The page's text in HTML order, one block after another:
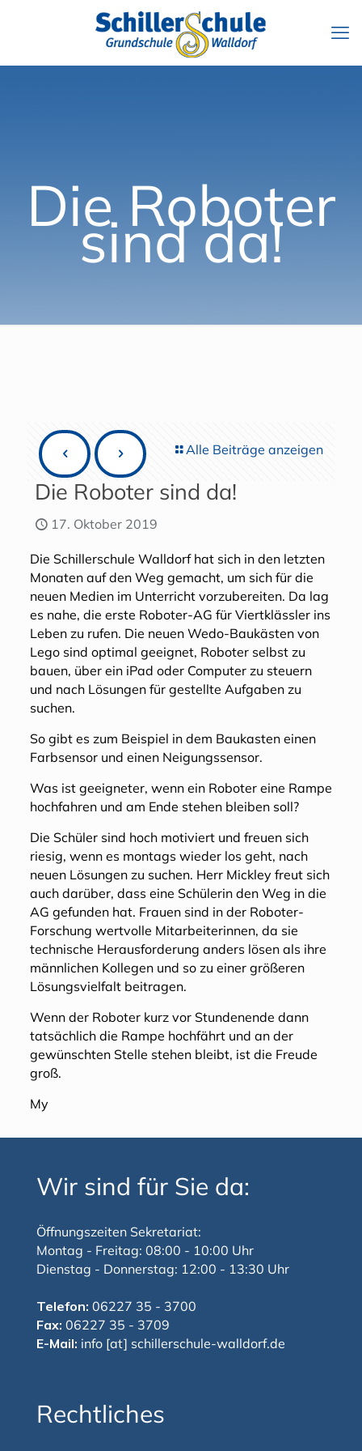
Die Roboter
sind da!
Alle Beiträge anzeigen
Die Roboter sind da!
17. Oktober 2019
Die Schillerschule Walldorf hat sich in den letzten
Monaten auf den Weg gemacht, um sich für die
neuen Medien im Unterricht vorzubereiten. Da lag
es nahe, die erste Roboter-AG für Viertklässler ins
Leben zu rufen. Die neuen Wedo-Baukästen von
Lego sind optimal geeignet, Roboter selbst zu
bauen, über ein iPad oder Computer zu steuern
und nach Lösungen für gestellte Aufgaben zu
suchen.
So gibt es zum Beispiel in dem Baukasten einen
Farbsensor und einen Neigungssensor.
Was ist geeigneter, wenn ein Roboter eine Rampe
hochfahren und am Ende stehen bleiben soll?
Die Schüler sind hoch motiviert und freuen sich
riesig, wenn es montags wieder los geht, nach
neuen Lösungen zu suchen. Herr Mickley freut sich
auch darüber, dass eine Schülerin den Weg in die
AG gefunden hat. Frauen sind in der Roboter-
Forschung wertvolle Mitarbeiterinnen, da sie
technische Herausforderung anders lösen als ihre
männlichen Kollegen und so zu einer größeren
Lösungsvielfalt beitragen.
Wenn der Roboter kurz vor Stundenende dann
tatsächlich die Rampe hochfährt und an der
gewünschten Stelle stehen bleibt, ist die Freude
groß.
My
Wir sind für Sie da:
Öffnungszeiten Sekretariat:
Montag - Freitag: 08:00 - 10:00 Uhr
Dienstag - Donnerstag: 12:00 - 13:30 Uhr
Telefon: 06227 35 - 3700
Fax: 06227 35 - 3709
E-Mail: info [at] schillerschule-walldorf.de
Rechtliches